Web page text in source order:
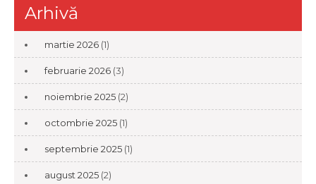
Arhivă
martie 2026 (1)
februarie 2026 (3)
noiembrie 2025 (2)
octombrie 2025 (1)
septembrie 2025 (1)
august 2025 (2)